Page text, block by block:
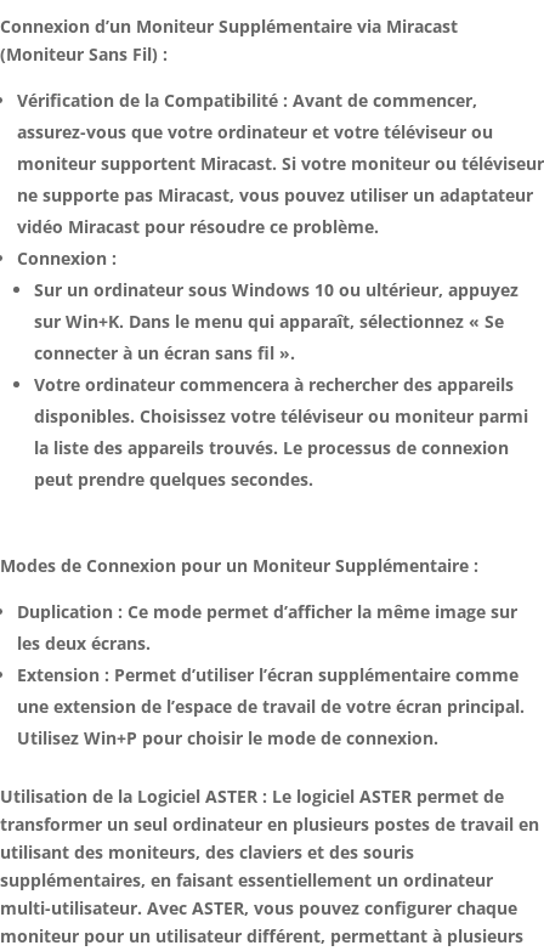
Connexion d’un Moniteur Supplémentaire via Miracast
(Moniteur Sans Fil) :
Vérification de la Compatibilité : Avant de commencer,
assurez-vous que votre ordinateur et votre téléviseur ou
moniteur supportent Miracast. Si votre moniteur ou téléviseur
ne supporte pas Miracast, vous pouvez utiliser un adaptateur
vidéo Miracast pour résoudre ce problème.
Connexion :
Sur un ordinateur sous Windows 10 ou ultérieur, appuyez
sur Win+K. Dans le menu qui apparaît, sélectionnez « Se
connecter à un écran sans fil ».
Votre ordinateur commencera à rechercher des appareils
disponibles. Choisissez votre téléviseur ou moniteur parmi
la liste des appareils trouvés. Le processus de connexion
peut prendre quelques secondes.
Modes de Connexion pour un Moniteur Supplémentaire :
Duplication : Ce mode permet d’afficher la même image sur
les deux écrans.
Extension : Permet d’utiliser l’écran supplémentaire comme
une extension de l’espace de travail de votre écran principal.
Utilisez Win+P pour choisir le mode de connexion.
Utilisation de la Logiciel ASTER : Le logiciel ASTER permet de
transformer un seul ordinateur en plusieurs postes de travail en
utilisant des moniteurs, des claviers et des souris
supplémentaires, en faisant essentiellement un ordinateur
multi-utilisateur. Avec ASTER, vous pouvez configurer chaque
moniteur pour un utilisateur différent, permettant à plusieurs